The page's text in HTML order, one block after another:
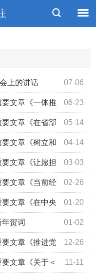
07-06
上的讲话
06-23
要文章《一体推
05-14
要文章《在省部
四中全会精神专题研讨
04-14
要文章《树立和
03-03
要文章《让愿担
02-26
要文章《当前经
01-20
要文章《在中央
01-02
贺词
12-26
要文章《推进党
”》 11-11
文章《关于＜